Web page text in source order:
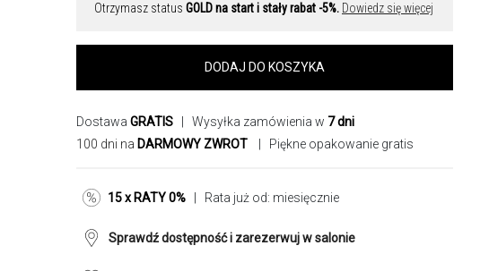
Otrzymasz status GOLD na start i stały rabat -5%. Dowiedz się więcej
DODAJ DO KOSZYKA
Dostawa GRATIS | Wysyłka zamówienia w 7 dni
100 dni na DARMOWY ZWROT | Piękne opakowanie gratis
15 x RATY 0% | Rata już od: miesięcznie
Sprawdź dostępność i zarezerwuj w salonie